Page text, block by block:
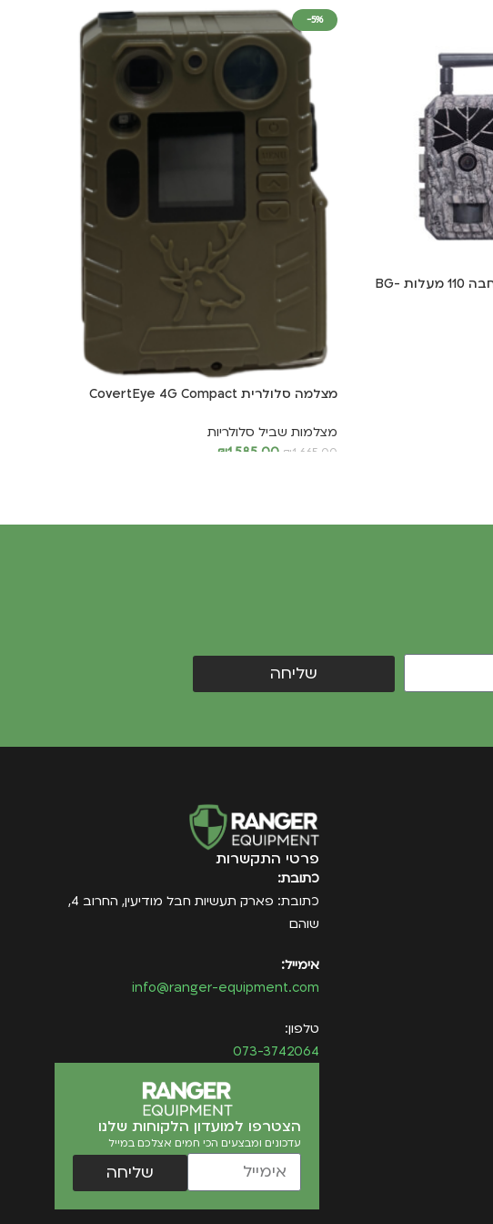
מצלמת שביל עדשה רחבה 110 מעלות BG-
-5%
מצלמה סלולרית CovertEye 4G Compact
מצלמות שביל סלולריות
₪1,665.00
₪1,585.00
שליחה
פרטי התקשרות
כתובת:
כתובת: פארק תעשיות חבל מודיעין, החרוב 4,
שוהם
אימייל:
info@ranger-equipment.com
טלפון:
073-3742064
הצטרפו למועדון הלקוחות שלנו
עדכונים ומבצעים הכי חמים אצלכם במייל
שליחה